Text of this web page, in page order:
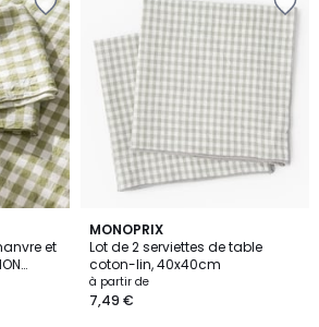
et
MONOPRIX
Lot de 2 serviettes de table
coton-lin, 40x40cm
à partir de
7,49 €
5
/
5
4
Couleurs